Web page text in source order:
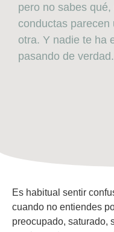
pero no sabes
conductas
otra. Y nadie te ha
pasando de verdad.
Es habitual sentir
cuando no entiendes
preocupado, saturado,